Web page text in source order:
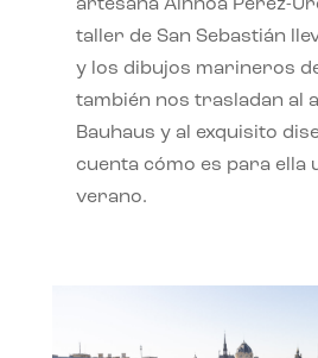
artesana Ainhoa Pérez-
taller de San Sebastián
y los dibujos marineros
también nos trasladan al
Bauhaus y al exquisito
cuenta cómo es para ella
verano.